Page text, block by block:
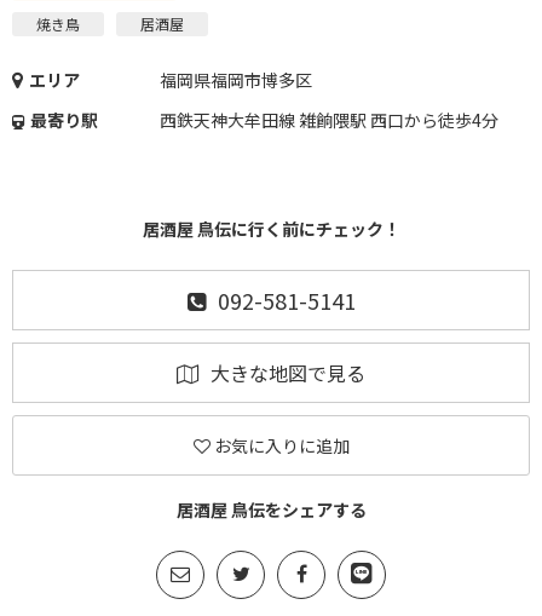
焼き鳥 居酒屋
エリア
福岡県福岡市博多区
最寄り駅
西鉄天神大牟田線 雑餉隈駅 西口から徒歩4分
居酒屋 鳥伝に行く前にチェック！
092-581-5141
大きな地図で見る
お気に入りに追加
居酒屋 鳥伝をシェアする